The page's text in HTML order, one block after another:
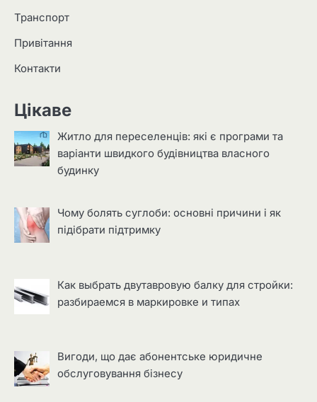
Транспорт
Привітання
Контакти
Цікаве
Житло для переселенців: які є програми та
варіанти швидкого будівництва власного
будинку
Чому болять суглоби: основні причини і як
підібрати підтримку
Как выбрать двутавровую балку для стройки:
разбираемся в маркировке и типах
Вигоди, що дає абонентське юридичне
обслуговування бізнесу